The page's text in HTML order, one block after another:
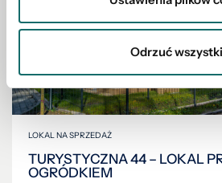
Odrzuć
LOKAL NA SPRZEDAŻ
TURYSTYCZNA 44 – LOKAL
OGRÓDKIEM